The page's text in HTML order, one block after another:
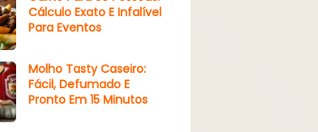
Cálculo Exato E Infalível
Para Eventos
Molho Tasty Caseiro:
Fácil, Defumado E
Pronto Em 15 Minutos